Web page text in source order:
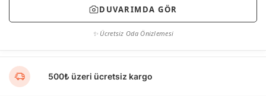
DUVARIMDA GÖR
✨ Ücretsiz Oda Önizlemesi
500₺ üzeri ücretsiz kargo